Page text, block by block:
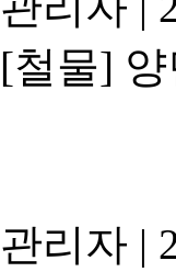
[철물]
관리자 |